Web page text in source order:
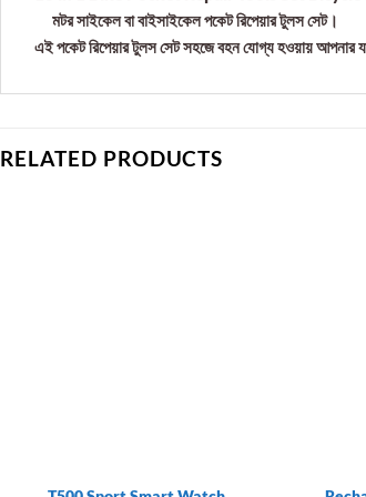
মটর সাইকেল বা বাইসাইকেল পকেট রিপেয়ার টুলস সেট।
এই পকেট রিপেয়ার টুলস সেট সহজে বহন যোগ্য হওয়ায় আপনার
RELATED PRODUCTS